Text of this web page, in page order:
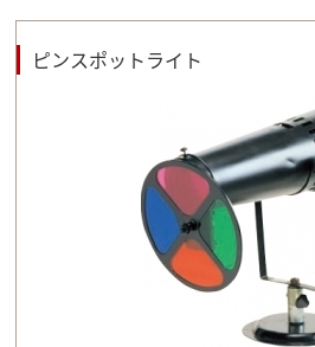
ピンスポットライト